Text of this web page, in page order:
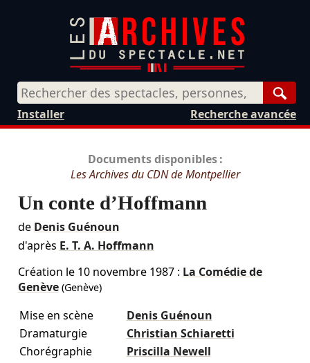
Recherche avancée
Installer
Documents disponibles :
Les Archives du CDN de Montpellier
Un conte d’Hoffmann
de Denis Guénoun
d'après E. T. A. Hoffmann
Création le 10 novembre 1987: La Comédie de
Genève(Genève)
Mise en scène
Denis Guénoun
Dramaturgie
Christian Schiaretti
Chorégraphie
Priscilla Newell